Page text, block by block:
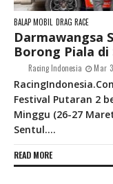
BALAP MOBIL DRAG RACE
Darmawangsa
Borong Piala
Racing Indonesia Mar
Festival Putaran 2
Minggu (26-27
Sentul....
READ MORE